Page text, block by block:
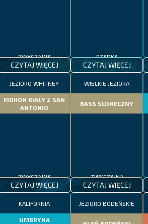
CZYTAJ WIĘCEJ CZYTAJ WIĘCEJ
JEZIORO WHITNEY
MORON BIAŁY Z SAN
ANTONIO
CZYTAJ WIĘCEJ
WIELKIE JEZIORA
BASS SŁONECZNY
CZYTAJ WIĘCEJ
KALIFORNIA
UMBRYNA
JEZIORO BODEŃSKIE